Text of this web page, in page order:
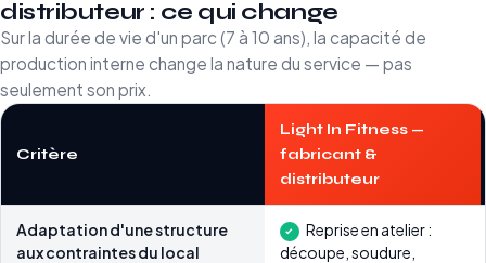
distributeur : ce qui change
Sur la durée de vie d'un parc (7 à 10 ans), la capacité de
production interne change la nature du service — pas
seulement son prix.
Comparaison
entre
Critère
Light In Fitness —
fabricant &
distributeur
Adaptation d'une structure
aux contraintes du local
Reprise en atelier :
découpe, soudure,